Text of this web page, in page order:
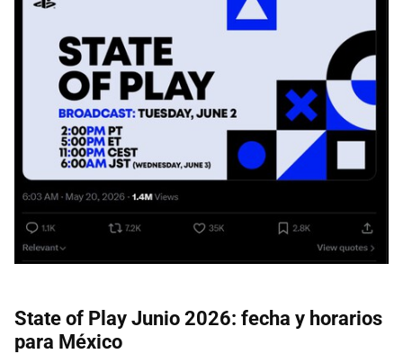
State of Play Junio 2026: fecha y horarios
para México